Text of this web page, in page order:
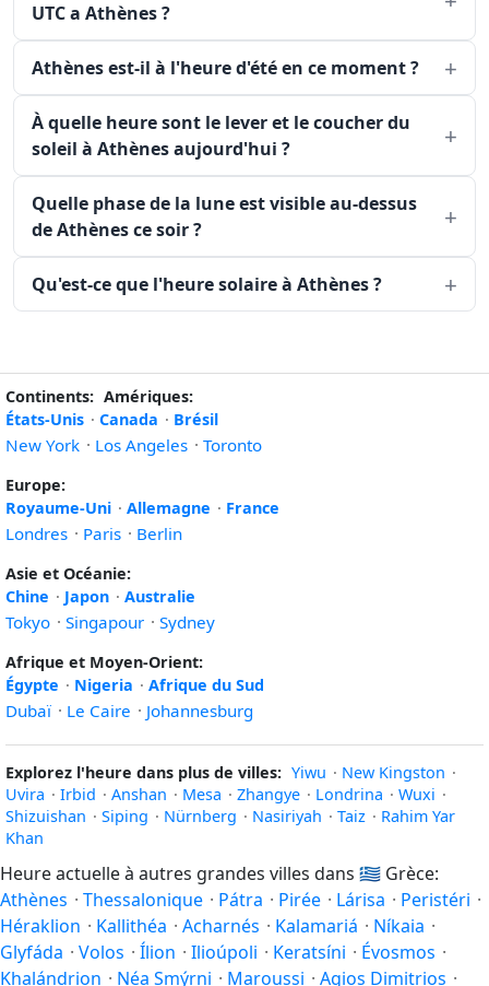
UTC a Athènes ?
Athènes est-il à l'heure d'été en ce moment ?
À quelle heure sont le lever et le coucher du
soleil à Athènes aujourd'hui ?
Quelle phase de la lune est visible au-dessus
de Athènes ce soir ?
Qu'est-ce que l'heure solaire à Athènes ?
Continents: Amériques:
États-Unis · Canada · Brésil
New York · Los Angeles · Toronto
Europe:
Royaume-Uni · Allemagne · France
Londres · Paris · Berlin
Asie et Océanie:
Chine · Japon · Australie
Tokyo · Singapour · Sydney
Afrique et Moyen-Orient:
Égypte · Nigeria · Afrique du Sud
Dubaï · Le Caire · Johannesburg
Explorez l'heure dans plus de villes: Yiwu · New Kingston ·
Uvira · Irbid · Anshan · Mesa · Zhangye · Londrina · Wuxi ·
Shizuishan · Siping · Nürnberg · Nasiriyah · Taiz · Rahim Yar
Khan
Heure actuelle à autres grandes villes dans 🇬🇷 Grèce:
Athènes · Thessalonique · Pátra · Pirée · Lárisa · Peristéri ·
Héraklion · Kallithéa · Acharnés · Kalamariá · Níkaia ·
Glyfáda · Volos · Ílion · Ilioúpoli · Keratsíni · Évosmos ·
Khalándrion · Néa Smýrni · Maroussi · Agios Dimitrios ·